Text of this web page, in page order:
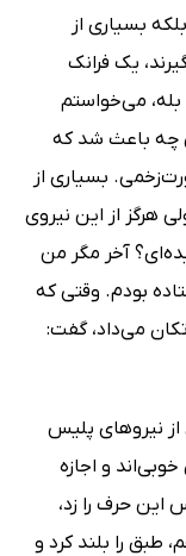
بسیاری از
یک فرانک
می‌خواستم
چه باعث شد که
بسیاری از
هرگز از این نیروی
آخر مگر من
بودم. وقتی که
می‌داد، گفت:
نیروهای پلیس
و اجازه
این حرف‌ را زد،
طبق را بلند کرد و